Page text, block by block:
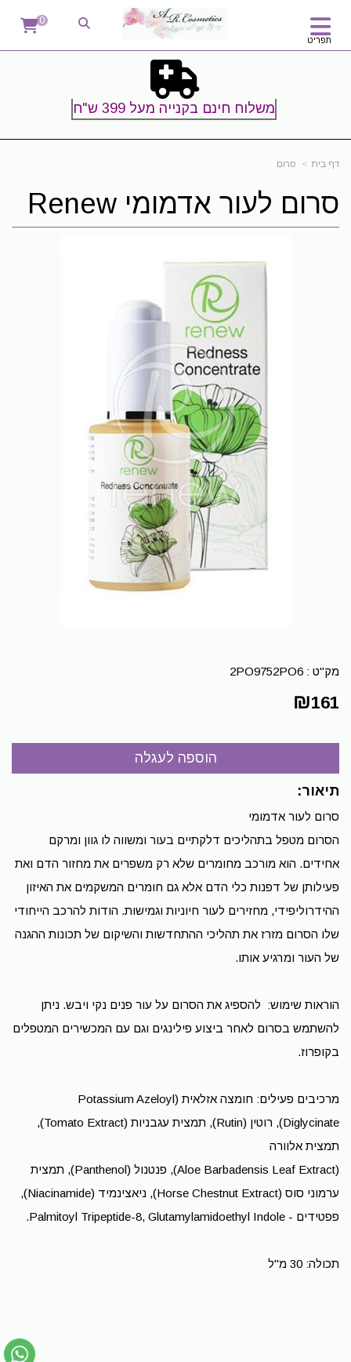
תפריט
0
משלוח חינם בקנייה מעל 399 ש"ח
דף בית סרום
סרום לעור אדמומי Renew
מק"ט : 2PO9752PO6
₪161
תיאור:
סרום לעור אדמומי
הסרום מטפל בתהליכים דלקתיים בעור ומשווה לו גוון ומרקם
אחידים. הוא מורכב מחומרים שלא רק משפרים את מחזור הדם ואת
פעילותן של דפנות כלי הדם אלא גם חומרים המשקמים את האיזון
ההידרוליפידי, מחזירים לעור חיוניות וגמישות. הודות להרכב הייחודי
שלו הסרום מזרז את תהליכי ההתחדשות והשיקום של תכונות ההגנה
של העור ומרגיע אותו.
הוראות שימוש: להספיג את הסרום על עור פנים נקי ויבש. ניתן
להשתמש בסרום לאחר ביצוע פילינגים וגם עם המכשירים המטפלים
בקופרוז.
מרכיבים פעילים: חומצה אזלאית (Potassium Azeloyl
Diglycinate), רוטין (Rutin), תמצית עגבניות (Tomato Extract),
תמצית אלוורה
(Aloe Barbadensis Leaf Extract), פנטנול (Panthenol), תמצית
ערמוני סוס (Horse Chestnut Extract), ניאצינמיד (Niacinamide),
פפטידים - Palmitoyl Tripeptide-8, Glutamylamidoethyl Indole.
תכולה: 30 מ"ל